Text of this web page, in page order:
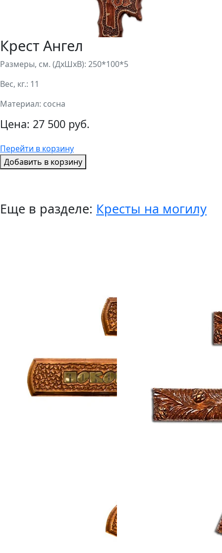
Крест Ангел
Размеры, см. (ДхШхВ): 250*100*5
Вес, кг.: 11
Материал: сосна
Цена: 27 500 руб.
Перейти в корзину
Добавить в корзину
Еще в разделе: Кресты на могилу